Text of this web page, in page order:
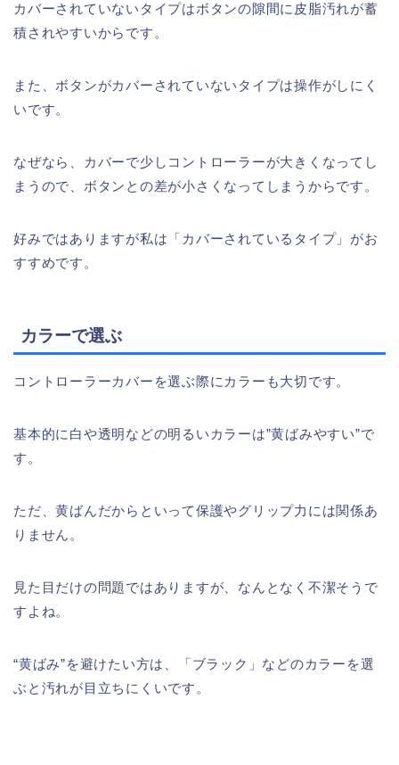
カバーされていないタイプはボタンの隙間に皮脂汚れが蓄
積されやすいからです。
また、ボタンがカバーされていないタイプは操作がしにく
いです。
なぜなら、カバーで少しコントローラーが大きくなってし
まうので、ボタンとの差が小さくなってしまうからです。
好みではありますが私は「カバーされているタイプ」がお
すすめです。
カラーで選ぶ
コントローラーカバーを選ぶ際にカラーも大切です。
基本的に白や透明などの明るいカラーは”黄ばみやすい”で
す。
ただ、黄ばんだからといって保護やグリップ力には関係あ
りません。
見た目だけの問題ではありますが、なんとなく不潔そうで
すよね。
“黄ばみ”を避けたい方は、「ブラック」などのカラーを選
ぶと汚れが目立ちにくいです。